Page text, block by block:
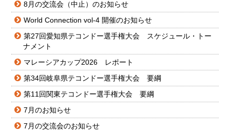
8月の交流会（中止）のお知らせ
World Connection vol-4 開催のお知らせ
第27回愛知県テコンドー選手権大会 スケジュール・トー
ナメント
マレーシアカップ2026 レポート
第34回岐阜県テコンドー選手権大会 要綱
第11回関東テコンドー選手権大会 要綱
7月のお知らせ
7月の交流会のお知らせ